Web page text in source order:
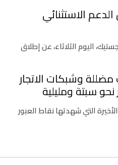
الاستثنائي
اليوم الثلاثاء، عن إطلاق
مضللة وشبكات الاتجار
نحو سبتة ومليلية
التي شهدتها نقاط العبور